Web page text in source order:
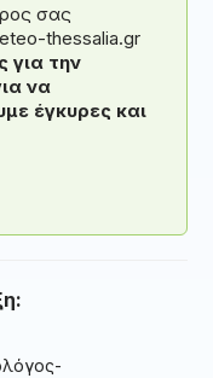
σας
thessalia.gr
για την
να
έγκυρες και